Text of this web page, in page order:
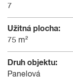
7
Užitná plocha:
75 m²
Druh objektu:
Panelová